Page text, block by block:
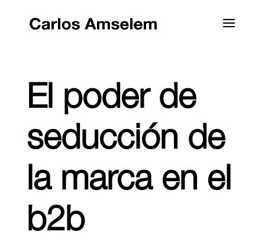
El poder de
seducción de
la marca en el
b2b